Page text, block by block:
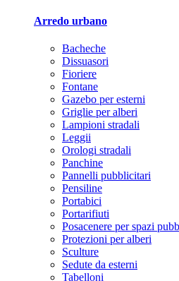
Arredo urbano
Bacheche
Dissuasori
Fioriere
Fontane
Gazebo per esterni
Griglie per alberi
Lampioni stradali
Leggii
Orologi stradali
Panchine
Pannelli pubblicitari
Pensiline
Portabici
Portarifiuti
Posacenere per spazi
Protezioni per alberi
Sculture
Sedute da esterni
Tabelloni